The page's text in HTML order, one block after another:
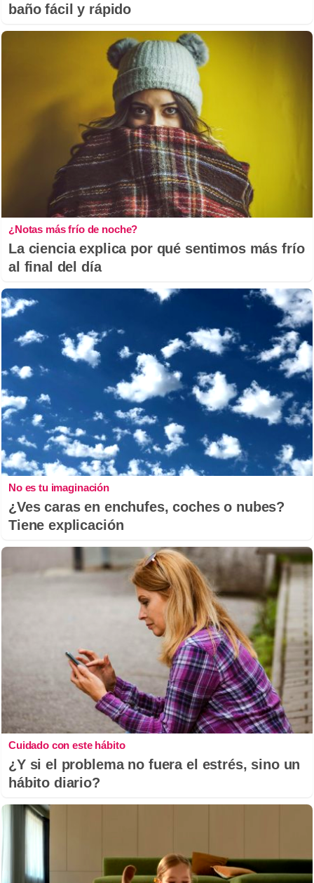
baño fácil y rápido
¿Notas más frío de noche?
La ciencia explica por qué sentimos más frío
al final del día
No es tu imaginación
¿Ves caras en enchufes, coches o nubes?
Tiene explicación
Cuidado con este hábito
¿Y si el problema no fuera el estrés, sino un
hábito diario?